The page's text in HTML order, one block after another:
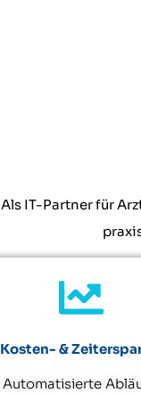
Als IT-Partner für
Kosten- &
Automatisierte